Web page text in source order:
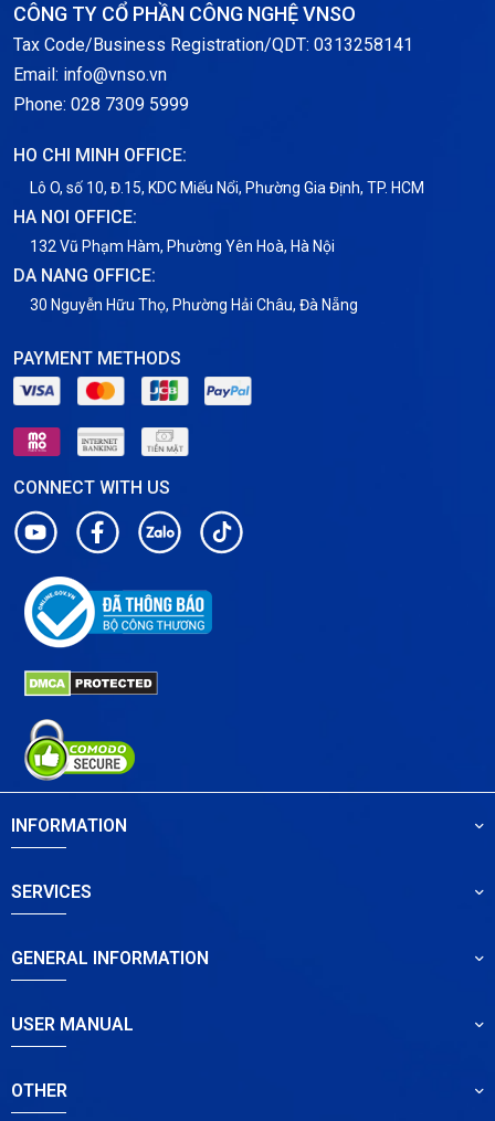
Notification
Thông tin chung
Tin tức
VNPT
CÔNG TY CỔ PHẦN CÔNG NGHỆ VNSO
Tax Code/Business Registration/QDT: 0313258141
Email: info@vnso.vn
Phone: 028 7309 5999
HO CHI MINH OFFICE:
Lô O, số 10, Đ.15, KDC Miếu Nổi, Phường Gia Định, TP. HCM
HA NOI OFFICE:
132 Vũ Phạm Hàm, Phường Yên Hoà, Hà Nội
DA NANG OFFICE:
30 Nguyễn Hữu Thọ, Phường Hải Châu, Đà Nẵng
PAYMENT METHODS
CONNECT WITH US
INFORMATION
SERVICES
GENERAL INFORMATION
USER MANUAL
OTHER